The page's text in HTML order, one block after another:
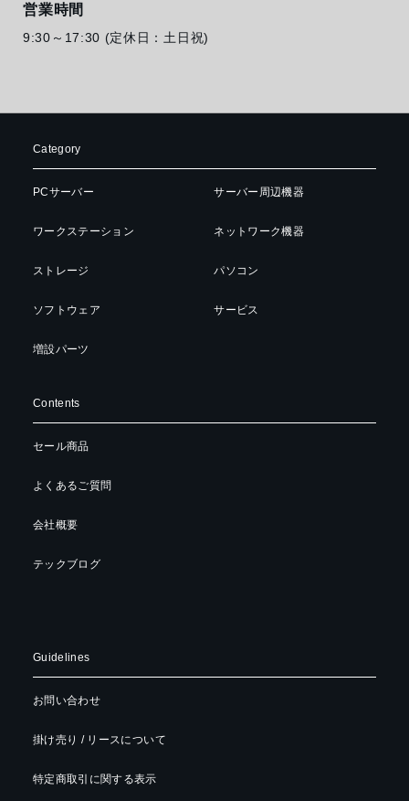
営業時間
9:30～17:30 (定休日：土日祝)
Category
PCサーバー
ワークステーション
ストレージ
ソフトウェア
増設パーツ
サーバー周辺機器
ネットワーク機器
パソコン
サービス
Contents
セール商品
よくあるご質問
会社概要
テックブログ
Guidelines
お問い合わせ
掛け売り / リースについて
特定商取引に関する表示